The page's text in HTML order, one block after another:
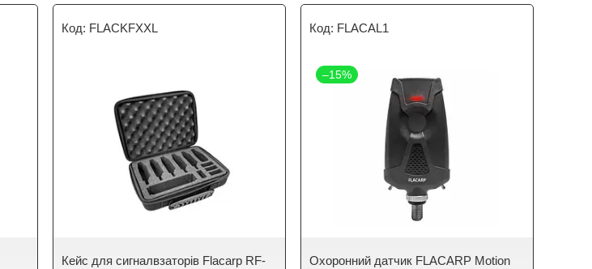
FLACKFXXL
Кейс для сигналвзаторів Flacarp RF-
FLACAL1
–15%
Охоронний датчик FLACARP Motion